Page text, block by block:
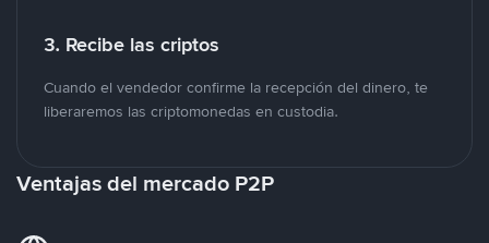
3. Recibe las criptos
Cuando el vendedor confirme la recepción del dinero, te
liberaremos las criptomonedas en custodia.
Ventajas del mercado P2P